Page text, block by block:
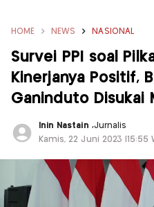
HOME NEWS NASIONAL
Survei PPI soal
Kinerjanya Positif,
Ganinduto Disukai
Inin Nastain ,Jurnalis
Kamis, 22 Juni 2023 |15:55